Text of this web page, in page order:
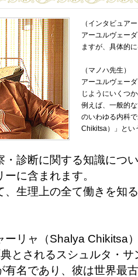
（インタビュア
アーユルヴェー
ますが、具体的
（マノハ先生）
アーユルヴェー
じようにいくつ
例えば、一般的
のいわゆる内科
Chikitsa）」とい
・診断に関する知識につ
に含まれます。
、生理上の全て働きを知
ーリャ（Shalya Chikitsa
とされるスシュルタ・
有名であり、彼は世界最